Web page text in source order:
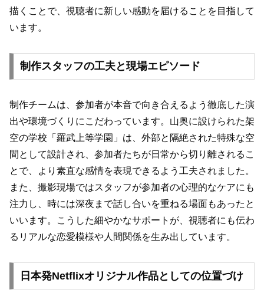
描くことで、視聴者に新しい感動を届けることを目指して
います。
制作スタッフの工夫と現場エピソード
制作チームは、参加者が本音で向き合えるよう徹底した演
出や環境づくりにこだわっています。山奥に設けられた架
空の学校「羅武上等学園」は、外部と隔絶された特殊な空
間として設計され、参加者たちが日常から切り離されるこ
とで、より素直な感情を表現できるよう工夫されました。
また、撮影現場ではスタッフが参加者の心理的なケアにも
注力し、時には深夜まで話し合いを重ねる場面もあったと
いいます。こうした細やかなサポートが、視聴者にも伝わ
るリアルな恋愛模様や人間関係を生み出しています。
日本発Netflixオリジナル作品としての位置づけ